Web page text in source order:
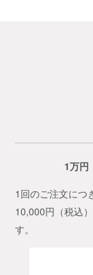
1万円
1回のご注文につ
10,000円（税込
す。